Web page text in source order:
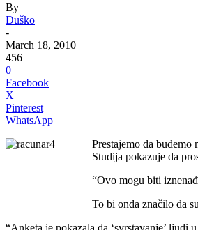
By
Duško
-
March 18, 2010
456
0
Facebook
X
Pinterest
WhatsApp
Prestajemo da
Studija pokazuje da
“Ovo mogu biti
To bi onda značilo da
“Anketa je pokazala da ‘svrstavanje’ ljudi